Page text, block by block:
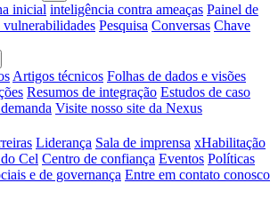
inicial inteligência contra ameaças Painel de
Pesquisa Conversas Chave
Artigos técnicos Folhas de dados e visões
Resumos de integração Estudos de caso
Visite nosso site da Nexus
Liderança Sala de imprensa xHabilitação
Cel Centro de confiança Eventos Políticas
e de governança Entre em contato conosco